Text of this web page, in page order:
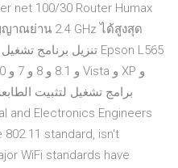
net 100/30 Router Humax
าณย่าน 2.4 GHz ได้สูงสุด
802.11 standard, isn't
WiFi standards have